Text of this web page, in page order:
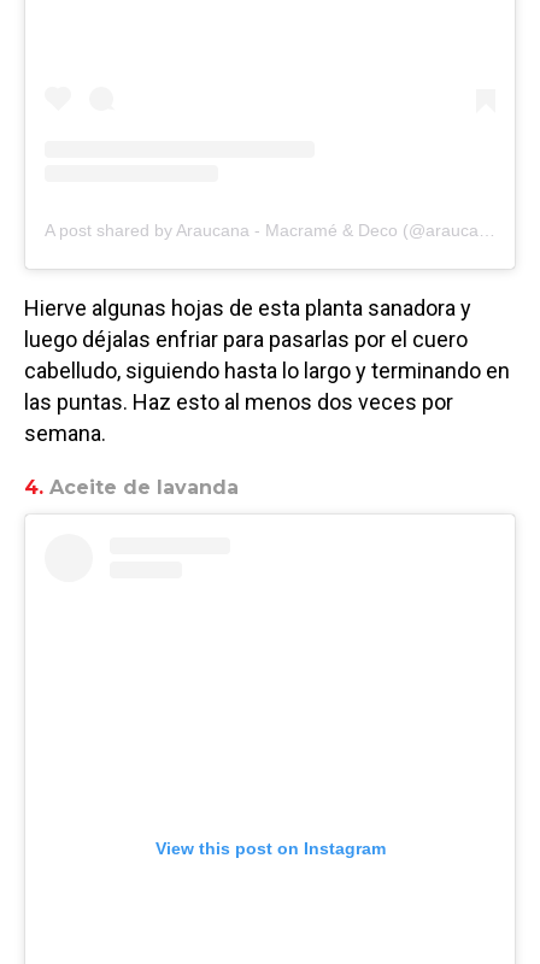
Hierve algunas hojas de esta planta sanadora y
luego déjalas enfriar para pasarlas por el cuero
cabelludo, siguiendo hasta lo largo y terminando en
las puntas. Haz esto al menos dos veces por
semana.
4. Aceite de lavanda
View this post on Instagram